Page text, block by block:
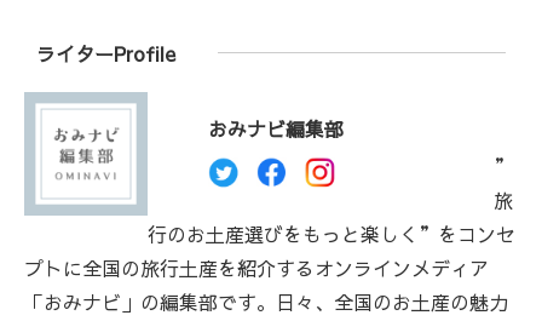
ライターProfile
おみナビ編集部
”
旅
行のお土産選びをもっと楽しく”をコンセ
プトに全国の旅行土産を紹介するオンラインメディア
「おみナビ」の編集部です。日々、全国のお土産の魅力